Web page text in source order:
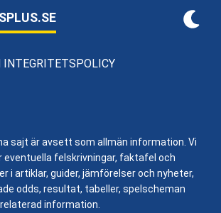
INTEGRITETSPOLICY
sajt är avsett som allmän information. Vi
eventuella felskrivningar, faktafel och
i artiklar, guider, jämförelser och nyheter,
odds, resultat, tabeller, spelscheman
information.